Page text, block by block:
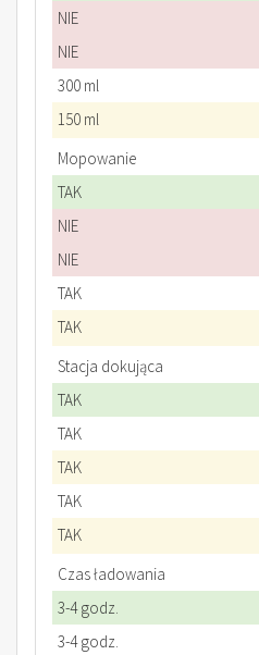
NIE
NIE
300 ml
150 ml
Mopowanie
TAK
NIE
NIE
TAK
TAK
Stacja dokująca
TAK
TAK
TAK
TAK
TAK
Czas ładowania
3-4 godz.
3-4 godz.